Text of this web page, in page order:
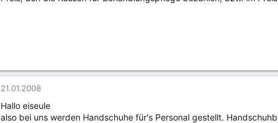
21.01.2008
Hallo eiseule
also bei uns werden Handschuhe für's Personal gestellt.